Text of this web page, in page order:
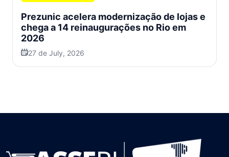
Prezunic acelera modernização de lojas e
chega a 14 reinaugurações no Rio em
2026
27 de July, 2026